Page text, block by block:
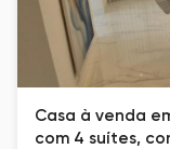
Casa à venda
com 4 suítes,